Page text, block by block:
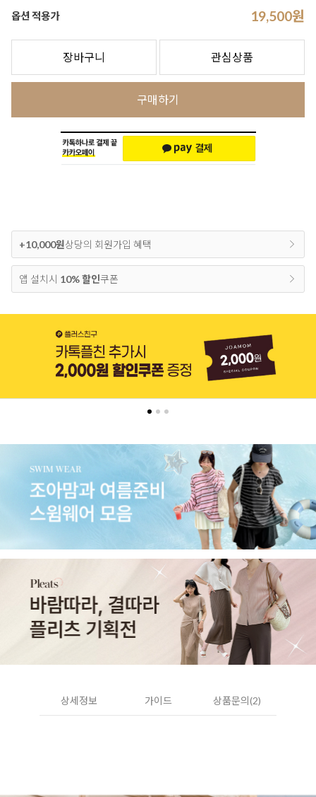
옵션 적용가 19,500원
장바구니 관심상품
구매하기
+10,000원상당의 회원가입 혜택
앱 설치시 10% 할인쿠폰
상세정보 가이드 상품문의(2)